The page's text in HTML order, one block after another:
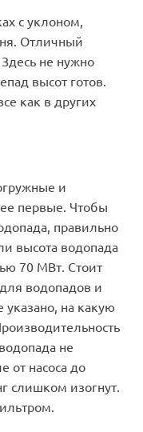
с уклоном,
Отличный
не нужно
высот готов.
как в других
и
первые. Чтобы
правильно
высота водопада
70 МВт. Стоит
водопадов и
указано, на какую
не
от насоса до
слишком изогнут.